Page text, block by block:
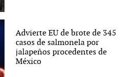
Advierte EU de brote de 345
casos de salmonela por
jalapeños procedentes de
México